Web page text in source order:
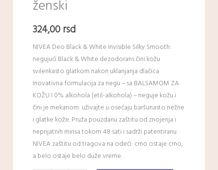
ženski
324,00rsd
NIVEA Deo Black & White Invisible Silky Smooth:
negujući Black & White dezodorans čini kožu
svilenkasto glatkom nakon uklanjanja dlačica.
Inovativna formulacija za negu – sa BALSAMOM ZA
KOŽU I 0% alkohola (etil-alkohola) – neguje kožu i
čini je mekanom: uživajte u osećaju baršunasto nežne
i glatke kože. Pruža pouzdanu zaštitu od znojenja i
neprijatnih mirisa tokom 48 sati i sadrži patentiranu
NIVEA zaštitu od tragova na odeći: crno ostaje crno,
a belo ostaje belo duže vreme.